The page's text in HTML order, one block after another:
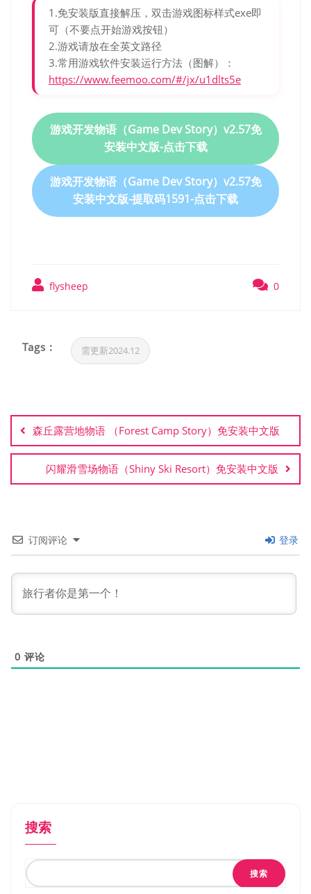
1.免安装版直接解压，双击游戏图标样式exe即
可（不要点开始游戏按钮）
2.游戏请放在全英文路径
3.常用游戏软件安装运行方法（图解）：
https://www.feemoo.com/#/jx/u1dlts5e
游戏开发物语（Game Dev Story）v2.57免
安装中文版-点击下载
游戏开发物语（Game Dev Story）v2.57免
安装中文版-提取码1591-点击下载
flysheep 0
Tags : 需更新2024.12
章
导
航
森丘露营地物语 （Forest Camp Story）免安装中文版
闪耀滑雪场物语（Shiny Ski Resort）免安装中文版
订阅评论 登录
0 评论
搜索
搜索